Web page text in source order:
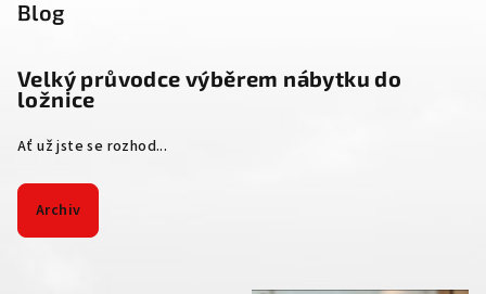
Blog
Velký průvodce výběrem nábytku do
ložnice
Ať už jste se rozhod...
Archiv